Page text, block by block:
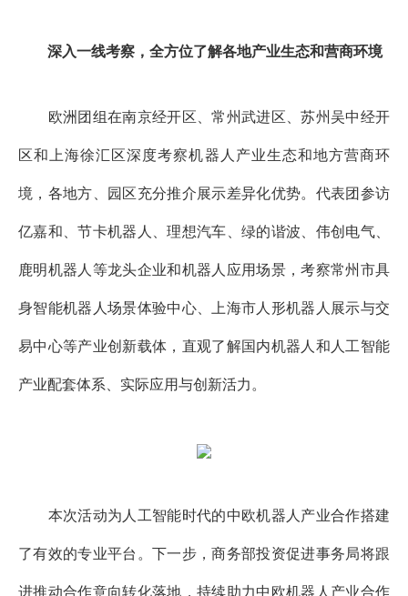
深入一线考察，全方位了解各地产业生态和营商环境
欧洲团组在南京经开区、常州武进区、苏州吴中经开
区和上海徐汇区深度考察机器人产业生态和地方营商环
境，各地方、园区充分推介展示差异化优势。代表团参访
亿嘉和、节卡机器人、理想汽车、绿的谐波、伟创电气、
鹿明机器人等龙头企业和机器人应用场景，考察常州市具
身智能机器人场景体验中心、上海市人形机器人展示与交
易中心等产业创新载体，直观了解国内机器人和人工智能
产业配套体系、实际应用与创新活力。
本次活动为人工智能时代的中欧机器人产业合作搭建
了有效的专业平台。下一步，商务部投资促进事务局将跟
进推动合作意向转化落地，持续助力中欧机器人产业合作